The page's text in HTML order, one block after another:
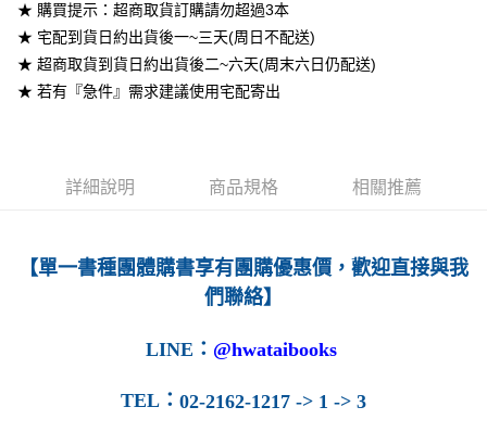
7-11取貨付款
每筆NT$60
宅配-台灣本島
每筆NT$160
★ 購買提示：超商取貨訂購請勿超過3本
★ 宅配到貨日約出貨後一~三天(周日不配送)
★ 超商取貨到貨日約出貨後二~六天(周末六日仍配送)
★ 若有『急件』需求建議使用宅配寄出
詳細說明 商品規格 相關推薦
【單一書種團體購書享有團購優惠價，歡迎直接與我
們聯絡】
LINE ： @hwataibooks
TEL ： 02-2162-1217 -> 1 -> 3